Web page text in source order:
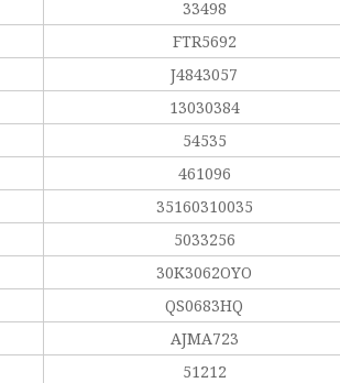
33498
FTR5692
J4843057
13030384
54535
461096
35160310035
5033256
30K3062OYO
QS0683HQ
AJMA723
51212